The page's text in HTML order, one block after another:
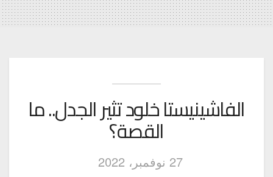
الفاشينيستا خلود تثير الجدل.. ما
القصة؟
27 نوفمبر، 2022